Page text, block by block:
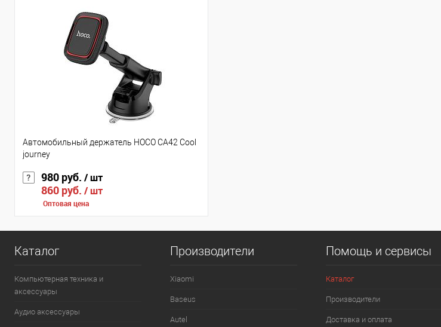
Автомобильный держатель HOCO CA42 Cool
journey
980 руб. / шт
860 руб. / шт
Оптовая цена
Каталог
Компьютерная техника и
аксессуары
Аудио аксессуары
Производители
Xiaomi
Baseus
Autel
Помощь и сервисы
Каталог
Производители
Доставка и оплата